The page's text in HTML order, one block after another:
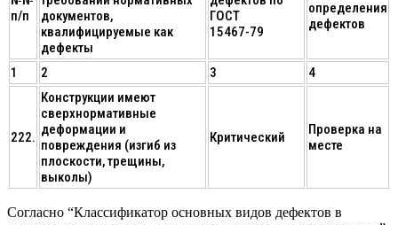
п/п
документов,
квалифицируемые как
дефекты
ГОСТ
15467-79
определения
дефектов
1 2 3 4
222.
Конструкции имеют
сверхнормативные
деформации и
повреждения (изгиб из
плоскости, трещины,
выколы)
Критический
Проверка на
месте
Согласно “Классификатор основных видов дефектов в